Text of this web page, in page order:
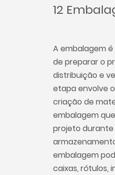
12
A embalagem
de preparar o
distribuição e
etapa envolve
criação de
embalagem
projeto
embalagem
caixas, rótulos,